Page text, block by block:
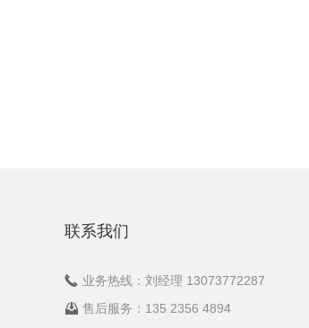
联系我们
业务热线：刘经理 13073772287
售后服务：135 2356 4894